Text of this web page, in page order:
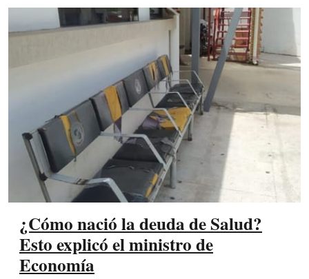
¿Cómo nació la deuda de Salud?
Esto explicó el ministro de
Economía